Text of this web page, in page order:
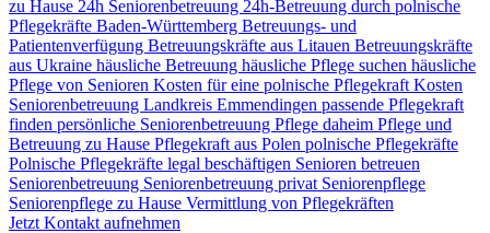
zu Hause 24h Seniorenbetreuung 24h-Betreuung durch polnische
Pflegekräfte Baden-Württemberg Betreuungs- und
Patientenverfügung Betreuungskräfte aus Litauen Betreuungskräfte
aus Ukraine häusliche Betreuung häusliche Pflege suchen häusliche
Pflege von Senioren Kosten für eine polnische Pflegekraft Kosten
Seniorenbetreuung Landkreis Emmendingen passende Pflegekraft
finden persönliche Seniorenbetreuung Pflege daheim Pflege und
Betreuung zu Hause Pflegekraft aus Polen polnische Pflegekräfte
Polnische Pflegekräfte legal beschäftigen Senioren betreuen
Seniorenbetreuung Seniorenbetreuung privat Seniorenpflege
Seniorenpflege zu Hause Vermittlung von Pflegekräften
Jetzt Kontakt aufnehmen